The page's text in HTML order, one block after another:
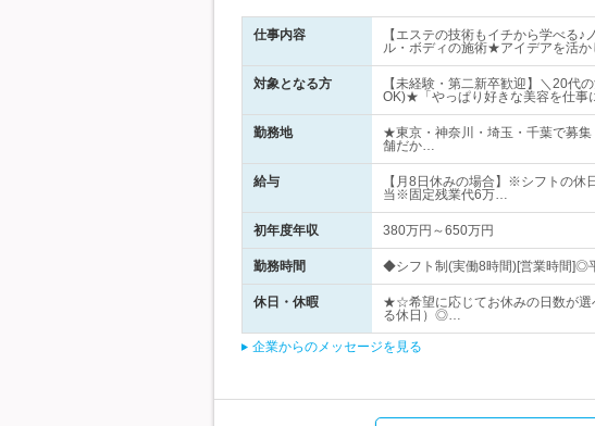
仕事内容
【エステの技術もイチから学べる
ル・ボディの施術★アイデアを活か
対象となる方
【未経験・第二新卒歓迎】＼20代
OK)★「やっぱり好きな美容を仕事
勤務地
★東京・神奈川・埼玉・千葉で募
舗だか…
給与
【月8日休みの場合】※シフトの休
当※固定残業代6万…
初年度年収 380万円～650万円
勤務時間 ◆シフト制(実働8時間)[営業時間
休日・休暇
★☆希望に応じてお休みの日数が
る休日）◎…
企業からのメッセージを見る